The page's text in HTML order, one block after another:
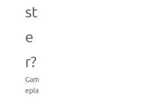
st
e
r?
Gam
epla